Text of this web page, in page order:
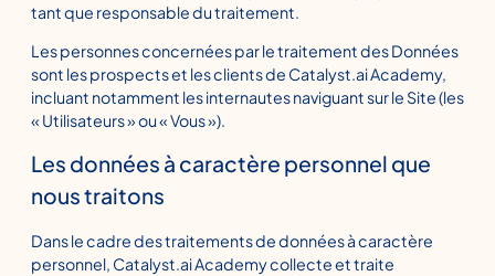
tant que responsable du traitement.
Les personnes concernées par le traitement des Données
sont les prospects et les clients de Catalyst.ai Academy,
incluant notamment les internautes naviguant sur le Site (les
« Utilisateurs » ou « Vous »).
Les données à caractère personnel que
nous traitons
Dans le cadre des traitements de données à caractère
personnel, Catalyst.ai Academy collecte et traite